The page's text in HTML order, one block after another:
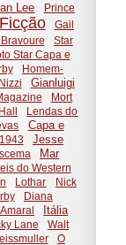
Lee
Prince
Ficção
Gail
Star
Star Capa e
Homem-
Gianluigi
Mort
Lendas do
Capa e
1943
Jesse
Mar
do Western
Lothar
Nick
Diana
Itália
Lane
Walt
O